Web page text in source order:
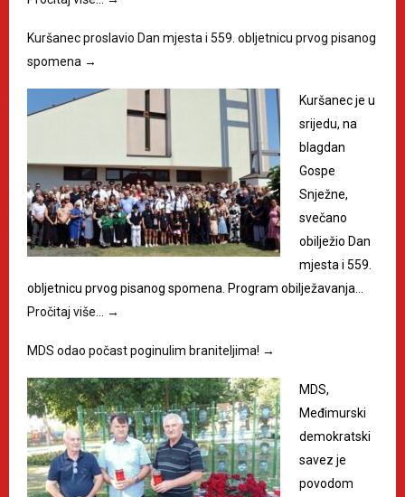
Kuršanec proslavio Dan mjesta i 559. obljetnicu prvog pisanog
spomena →
Kuršanec je u
srijedu, na
blagdan
Gospe
Snježne,
svečano
obilježio Dan
mjesta i 559.
obljetnicu prvog pisanog spomena. Program obilježavanja…
Pročitaj više…
→
MDS odao počast poginulim braniteljima! →
MDS,
Međimurski
demokratski
savez je
povodom